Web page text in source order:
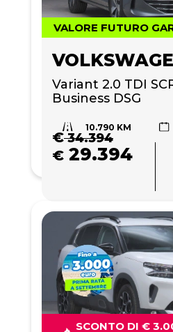
VALORE FUTURO
Variant 2.0 TDI
Business DSG
10.790 KM
€34.394
€ 29.394
SCONTO DI €